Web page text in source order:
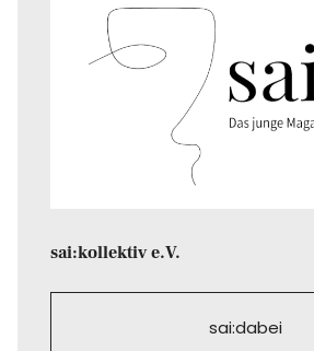
sai:kollektiv e.V.
sai:dabei